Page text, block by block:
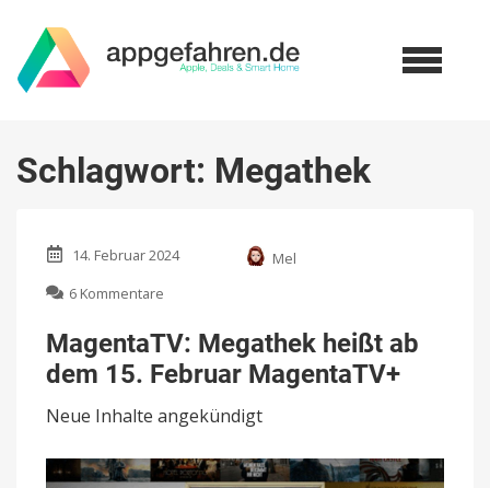
Schlagwort: Megathek
14. Februar 2024
Mel
6 Kommentare
Megathek
heißt
ab
15.
MagentaTV+
MagentaTV: Megathek heißt ab
dem 15. Februar MagentaTV+
Neue Inhalte angekündigt